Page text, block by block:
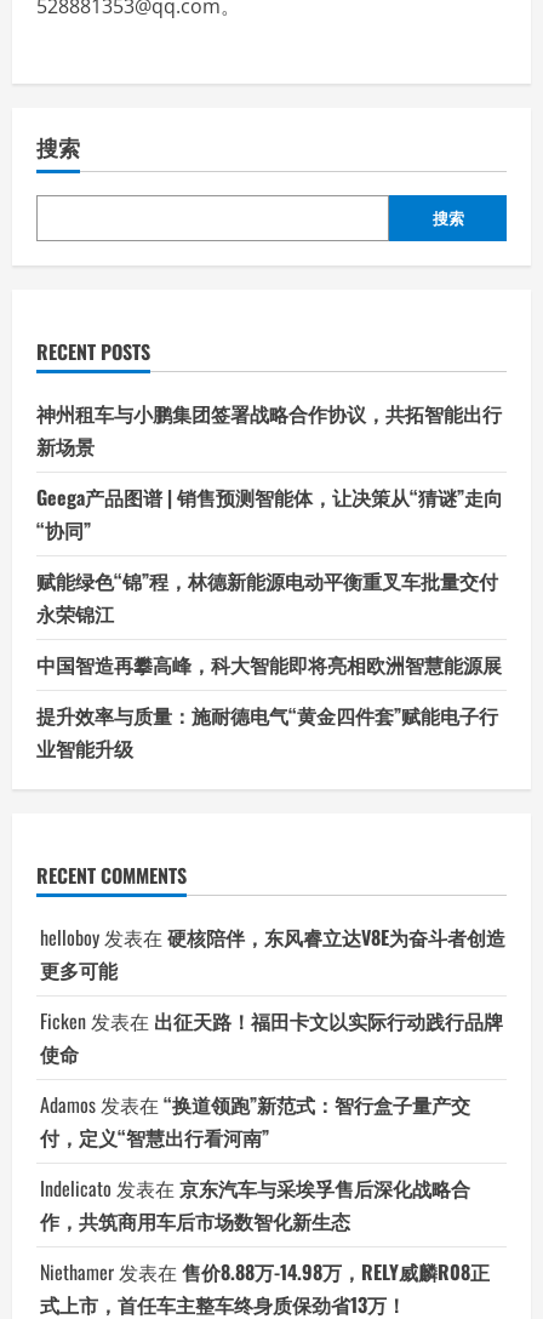
528881353@qq.com。
搜索
搜索
RECENT POSTS
神州租车与小鹏集团签署战略合作协议，共拓智能出行
新场景
Geega产品图谱 | 销售预测智能体，让决策从“猜谜”走向
“协同”
赋能绿色“锦”程，林德新能源电动平衡重叉车批量交付
永荣锦江
中国智造再攀高峰，科大智能即将亮相欧洲智慧能源展
提升效率与质量：施耐德电气“黄金四件套”赋能电子行
业智能升级
RECENT COMMENTS
helloboy 发表在 硬核陪伴，东风睿立达V8E为奋斗者创造
更多可能
Ficken 发表在 出征天路！福田卡文以实际行动践行品牌
使命
Adamos 发表在 “换道领跑”新范式：智行盒子量产交
付，定义“智慧出行看河南”
Indelicato 发表在 京东汽车与采埃孚售后深化战略合
作，共筑商用车后市场数智化新生态
Niethamer 发表在 售价8.88万-14.98万，RELY威麟R08正
式上市，首任车主整车终身质保劲省13万！